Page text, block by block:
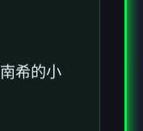
希的小